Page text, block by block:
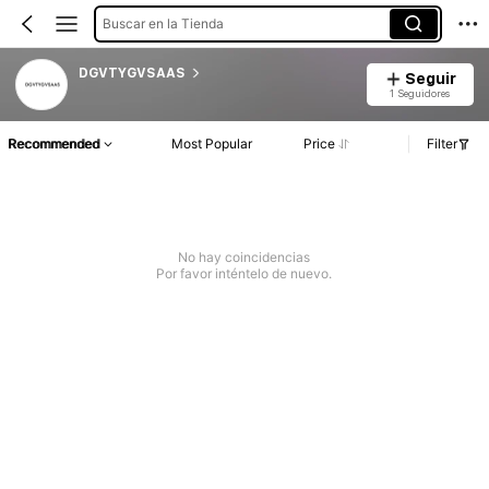
Buscar en la Tienda
DGVTYGVSAAS Seguir
1 Seguidores
Recommended Most Popular Price Filter
No hay coincidencias
Por favor inténtelo de nuevo.